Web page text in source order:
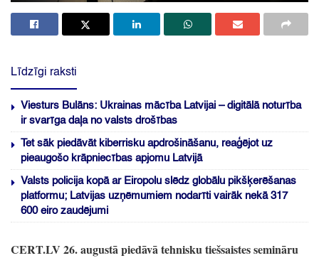
Līdzīgi raksti
Viesturs Bulāns: Ukrainas mācība Latvijai – digitālā noturība
ir svarīga daļa no valsts drošības
Tet sāk piedāvāt kiberrisku apdrošināšanu, reaģējot uz
pieaugošo krāpniecības apjomu Latvijā
Valsts policija kopā ar Eiropolu slēdz globālu pikšķerēšanas
platformu; Latvijas uzņēmumiem nodarīti vairāk nekā 317
600 eiro zaudējumi
CERT.LV 26.augustā piedāvā tehnisku tiešsaistes semināru